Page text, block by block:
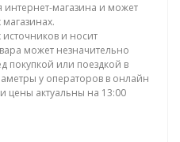
интернет-магазина и может
и носит
может незначительно
покупкой или поездкой в
у операторов в онлайн
цены актуальны на 13:00